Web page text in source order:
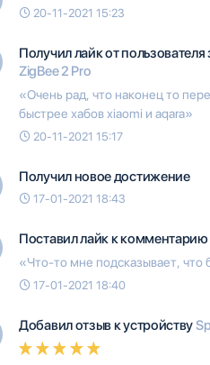
20-11-2021 15:23
Получил лайк от пользователя
ZigBee 2 Pro
«Очень рад, что наконец то
быстрее хабов xiaomi и aqara»
20-11-2021 15:17
Получил новое достижение
17-01-2021 18:43
Поставил лайк к
«Что-то мне подсказывает, что
17-01-2021 18:40
Добавил отзыв к устройству